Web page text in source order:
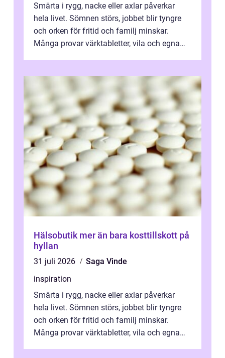
Smärta i rygg, nacke eller axlar påverkar
hela livet. Sömnen störs, jobbet blir tyngre
och orken för fritid och familj minskar.
Många provar värktabletter, vila och egna
Hälsobutik mer än bara kosttillskott på
hyllan
31 juli 2026
Saga Vinde
inspiration
Smärta i rygg, nacke eller axlar påverkar
hela livet. Sömnen störs, jobbet blir tyngre
och orken för fritid och familj minskar.
Många provar värktabletter, vila och egna